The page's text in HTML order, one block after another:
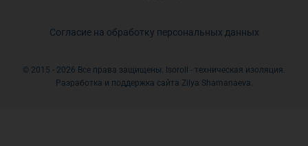
Согласие на обработку персональных данных
© 2015 - 2026 Все права защищены. Isoroll - техническая изоляция.
Разработка и поддержка сайта Zilya Shamanaeva.